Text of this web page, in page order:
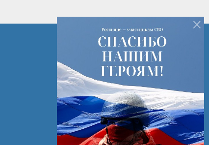
+7 (82142) 7-14-16
+7 (82142) 3-28-15
РК г. Печора ул. Лесная д. 2
ooortk-2011@mail.ru
×